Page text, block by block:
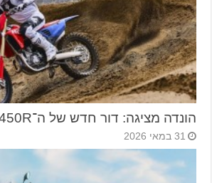
הונדה מציגה: דור חדש של ה־CRF450R
31 במאי 2026